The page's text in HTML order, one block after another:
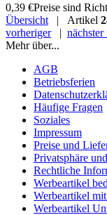
0,39 €Preise sind
Übersicht | Artikel
vorheriger| nächster
Mehr über...
AGB
Betriebsferien
Häufige Fragen
Soziales
Impressum
Preise und
Privatsphäre
Rechtliche
Werbeartikel
Werbeartikel
Werbeartikel